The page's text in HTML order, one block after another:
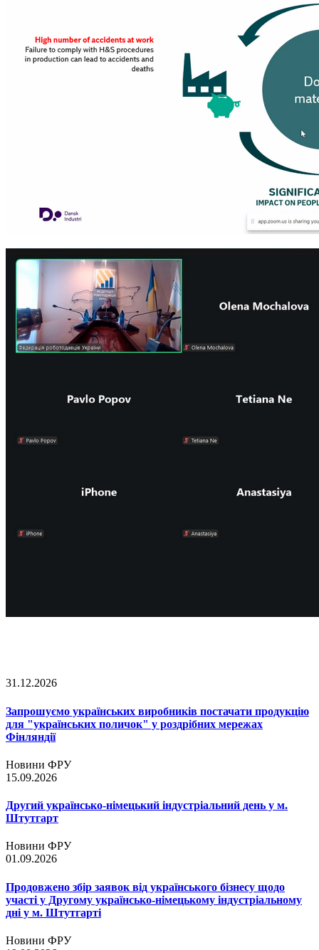
31.12.2026
Запрошуємо українських виробників постачати продукцію
для "українських поличок" у роздрібних мережах
Фінляндії
Новини ФРУ
15.09.2026
Другий українсько-німецький індустріальний день у м.
Штутгарт
Новини ФРУ
01.09.2026
Продовжено збір заявок від українського бізнесу щодо
участі у Другому українсько-німецькому індустріальному
дні у м. Штутгарті
Новини ФРУ